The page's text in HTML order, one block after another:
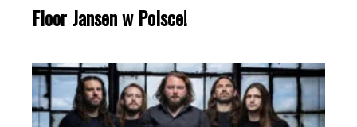
Floor Jansen w Polsce!